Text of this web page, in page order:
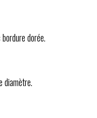
dorée.
diamètre.